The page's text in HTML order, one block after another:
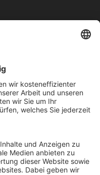
gemacht werden
Senatsverwaltung für